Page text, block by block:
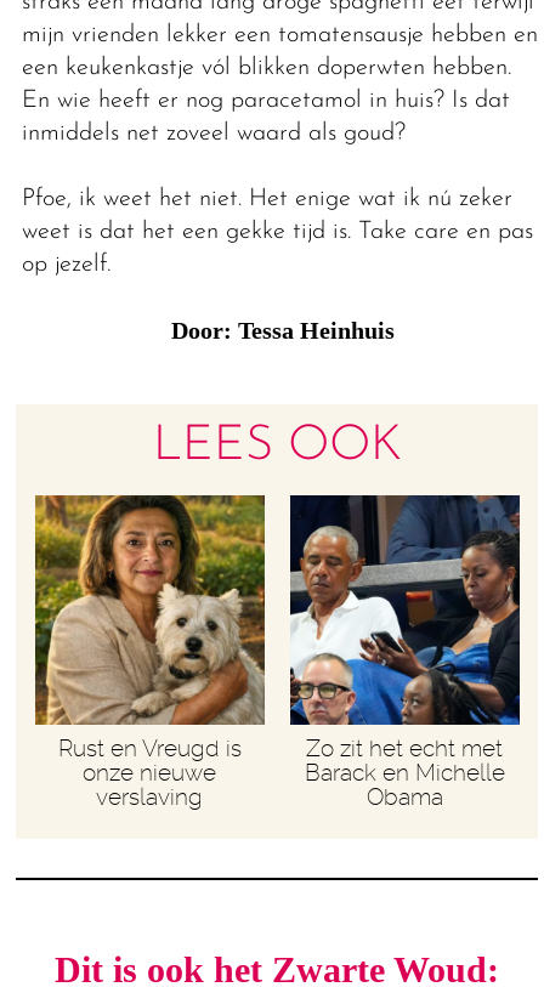
mijn vrienden lekker een tomatensausje hebben en
een keukenkastje vól blikken doperwten hebben.
En wie heeft er nog paracetamol in huis? Is dat
inmiddels net zoveel waard als goud?
Pfoe, ik weet het niet. Het enige wat ik nú zeker
weet is dat het een gekke tijd is. Take care en pas
op jezelf.
Door: Tessa Heinhuis
LEES OOK
Rust en Vreugd is
onze nieuwe
verslaving
Zo zit het echt met
Barack en Michelle
Obama
Dit is ook het Zwarte Woud: